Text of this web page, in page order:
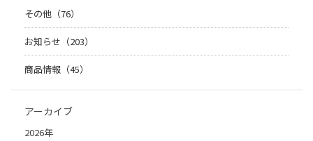
その他（76）
お知らせ（203）
商品情報（45）
アーカイブ
2026年